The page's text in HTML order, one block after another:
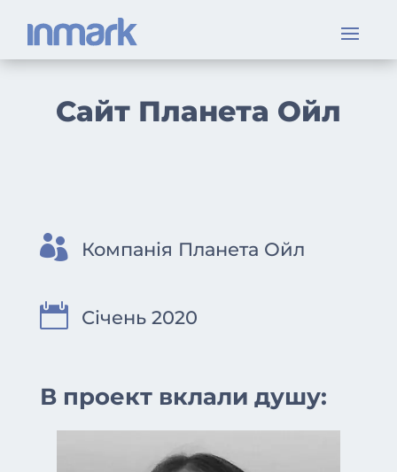
Сайт Планета Ойл
 Компанія Планета Ойл
 Січень 2020
В проект вклали душу: